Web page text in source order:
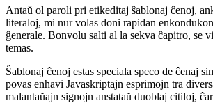
La bazaĵoj: Ŝablonaj Ŝnuroj
Antaŭ ol paroli pri etikeditaj ŝablonaj ĉenoj,
ĝenerale. Bonvolu salti al la sekva ĉapitro, se
temas.